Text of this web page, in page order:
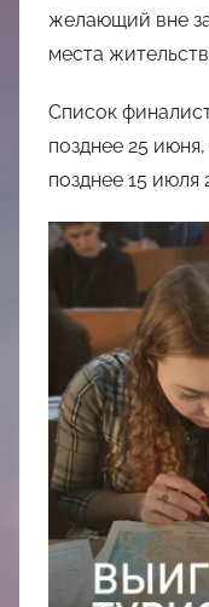
желающий вне
места
Список
позднее 25
позднее 15 июля